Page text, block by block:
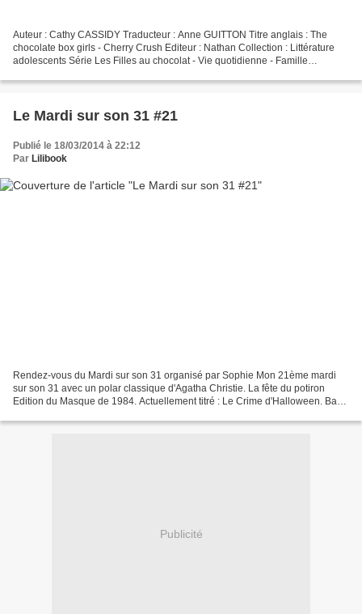
Auteur : Cathy CASSIDY Traducteur : Anne GUITTON Titre anglais : The
chocolate box girls - Cherry Crush Editeur : Nathan Collection : Littérature
adolescents Série Les Filles au chocolat - Vie quotidienne - Famille
Le Mardi sur son 31 #21
Publié le 18/03/2014 à 22:12
Par Lilibook
Rendez-vous du Mardi sur son 31 organisé par Sophie Mon 21ème mardi
sur son 31 avec un polar classique d'Agatha Christie. La fête du potiron
Edition du Masque de 1984. Actuellement titré : Le Crime d'Halloween. Bah
Publicité